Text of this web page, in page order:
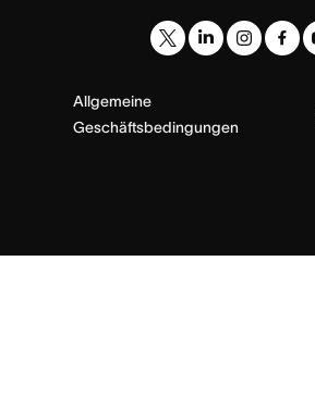
Allgemeine
Geschäftsbedingungen